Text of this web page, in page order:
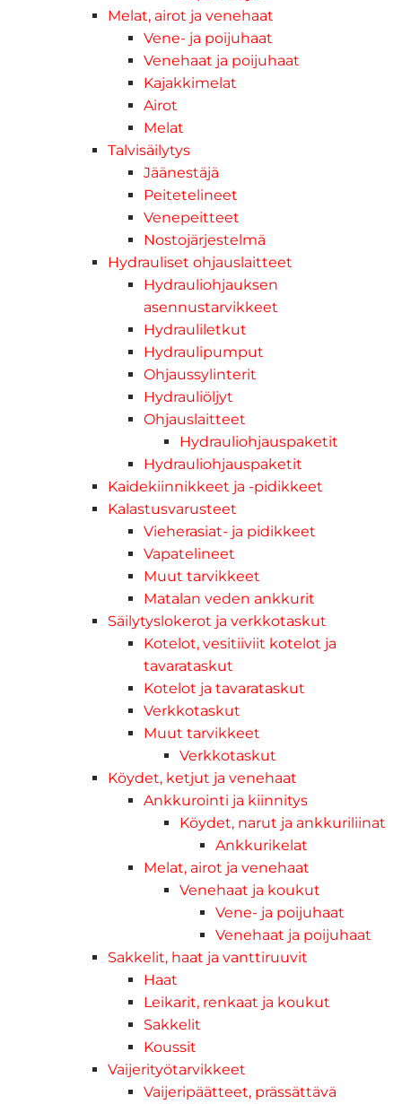
Melat, airot ja venehaat
Vene- ja poijuhaat
Venehaat ja poijuhaat
Kajakkimelat
Airot
Melat
Talvisäilytys
Jäänestäjä
Peitetelineet
Venepeitteet
Nostojärjestelmä
Hydrauliset ohjauslaitteet
Hydrauliohjauksen
asennustarvikkeet
Hydrauliletkut
Hydraulipumput
Ohjaussylinterit
Hydrauliöljyt
Ohjauslaitteet
Hydrauliohjauspaketit
Hydrauliohjauspaketit
Kaidekiinnikkeet ja -pidikkeet
Kalastusvarusteet
Vieherasiat- ja pidikkeet
Vapatelineet
Muut tarvikkeet
Matalan veden ankkurit
Säilytyslokerot ja verkkotaskut
Kotelot, vesitiiviit kotelot ja
tavarataskut
Kotelot ja tavarataskut
Verkkotaskut
Muut tarvikkeet
Verkkotaskut
Köydet, ketjut ja venehaat
Ankkurointi ja kiinnitys
Köydet, narut ja ankkuriliinat
Ankkurikelat
Melat, airot ja venehaat
Venehaat ja koukut
Vene- ja poijuhaat
Venehaat ja poijuhaat
Sakkelit, haat ja vanttiruuvit
Haat
Leikarit, renkaat ja koukut
Sakkelit
Koussit
Vaijerityötarvikkeet
Vaijeripäätteet, prässättävä